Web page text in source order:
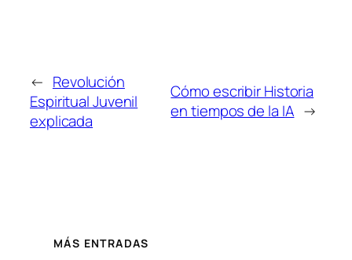
← Revolución
Espiritual Juvenil
explicada
Cómo escribir Historia
en tiempos de la IA →
MÁS ENTRADAS